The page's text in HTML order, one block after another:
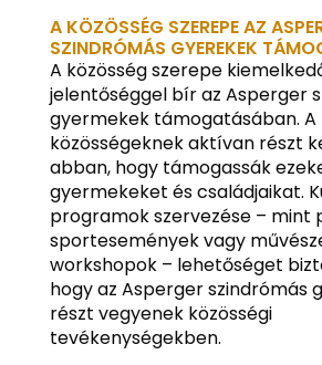
A KÖZÖSSÉG SZEREPE AZ
SZINDRÓMÁS GYEREKEK
A közösség szerepe
jelentőséggel bír az Asperger
gyermekek támogatásában. A
közösségeknek aktívan részt
abban, hogy támogassák
gyermekeket és családjaikat.
programok szervezése – mint
sportesemények vagy
workshopok – lehetőséget
hogy az Asperger szindrómás
részt vegyenek közösségi
tevékenységekben.